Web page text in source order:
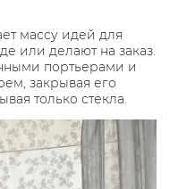
массу идей для
или делают на заказ.
портьерами и
закрывая его
только стекла.